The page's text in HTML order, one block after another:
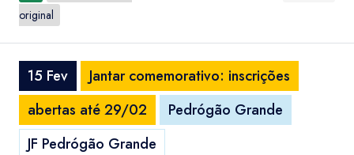
original
15 Fev
Jantar comemorativo: inscrições
abertas até 29/02
Pedrógão Grande
JF Pedrógão Grande